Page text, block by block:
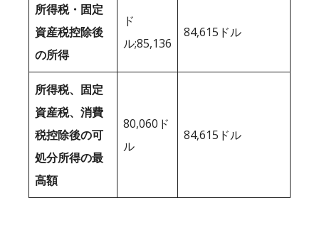
所得税・固定
資産税控除後
の所得
ド
ル;85,136
84,615ドル
所得税、固定
資産税、消費
税控除後の可
処分所得の最
高額
80,060ド
ル
84,615ドル